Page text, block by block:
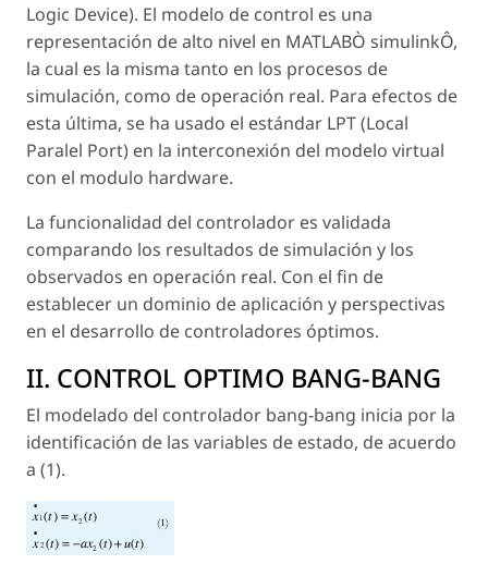
Logic Device). El modelo de control es una
representación de alto nivel en MATLABÒ simulinkÔ,
la cual es la misma tanto en los procesos de
simulación, como de operación real. Para efectos de
esta última, se ha usado el estándar LPT (Local
Paralel Port) en la interconexión del modelo virtual
con el modulo hardware.
La funcionalidad del controlador es validada
comparando los resultados de simulación y los
observados en operación real. Con el fin de
establecer un dominio de aplicación y perspectivas
en el desarrollo de controladores óptimos.
II. CONTROL OPTIMO BANG-BANG
El modelado del controlador bang-bang inicia por la
identificación de las variables de estado, de acuerdo
a (1).